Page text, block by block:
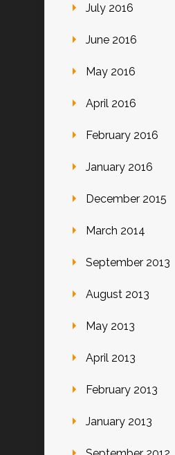
July 2016
June 2016
May 2016
April 2016
February 2016
January 2016
December 2015
March 2014
September 2013
August 2013
May 2013
April 2013
February 2013
January 2013